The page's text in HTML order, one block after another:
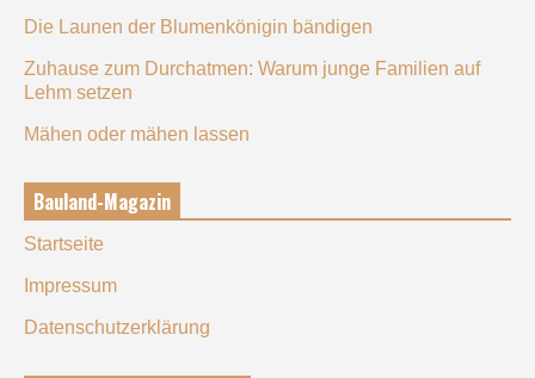
Die Launen der Blumenkönigin bändigen
Zuhause zum Durchatmen: Warum junge Familien auf
Lehm setzen
Mähen oder mähen lassen
Bauland-Magazin
Startseite
Impressum
Datenschutzerklärung